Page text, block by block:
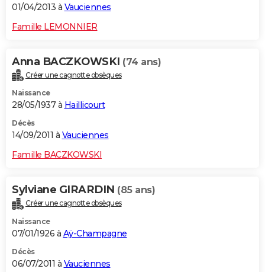
01/04/2013 à Vauciennes
Famille LEMONNIER
Anna BACZKOWSKI (74 ans)
Créer une cagnotte obsèques
Naissance
28/05/1937 à Haillicourt
Décès
14/09/2011 à Vauciennes
Famille BACZKOWSKI
Sylviane GIRARDIN (85 ans)
Créer une cagnotte obsèques
Naissance
07/01/1926 à Aÿ-Champagne
Décès
06/07/2011 à Vauciennes